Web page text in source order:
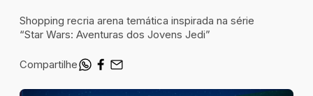
Shopping recria arena temática inspirada na série
“Star Wars: Aventuras dos Jovens Jedi”
Compartilhe